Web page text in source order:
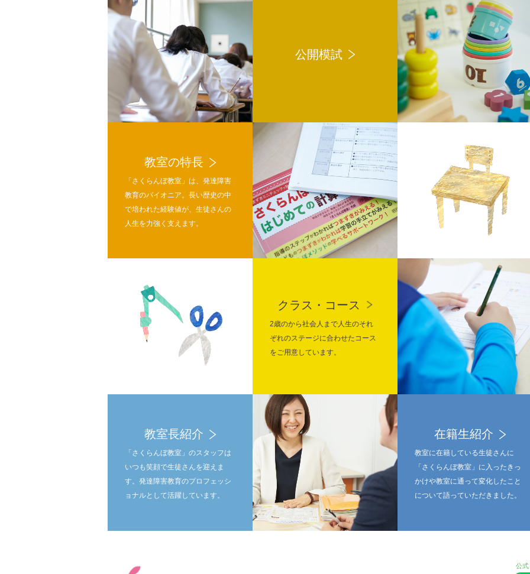
公開模試
教室の特長
「さくらんぼ教室」は、発達障害
教育のパイオニア。長い歴史の中
で培われた経験値が、生徒さんの
人生を力強く支えます。
クラス・コース
2歳のから社会人まで人生のそれ
ぞれのステージに合わせたコース
をご用意しています。
教室長紹介
「さくらんぼ教室」のスタッフは
いつも笑顔で生徒さんを迎えま
す。発達障害教育のプロフェッシ
ョナルとして活躍しています。
在籍生紹介
教室に在籍している生徒さんに
「さくらんぼ教室」に入ったきっ
かけや教室に通って変化したこと
について語っていただきました。